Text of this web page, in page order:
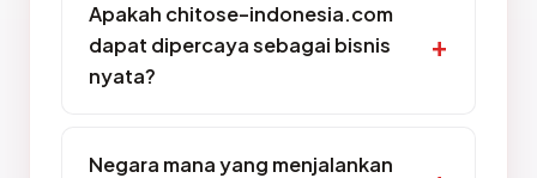
Apakah chitose-indonesia.com
dapat dipercaya sebagai bisnis
nyata?
Negara mana yang menjalankan